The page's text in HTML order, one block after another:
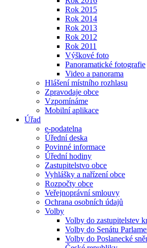
Rok 2015
Rok 2014
Rok 2013
Rok 2012
Rok 2011
Výškové foto
Panoramatické fotografie
Video a panorama
Hlášení místního rozhlasu
Zpravodaje obce
Vzpomínáme
Mobilní aplikace
Úřad
e-podatelna
Úřední deska
Povinné informace
Úřední hodiny
Zastupitelstvo obce
Vyhlášky a nařízení obce
Rozpočty obce
Veřejnoprávní smlouvy
Ochrana osobních údajů
Volby
Volby do zastupitelstev
Volby do Senátu
Volby do Poslanecké